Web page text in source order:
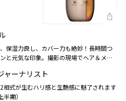
保湿力良し、カバー力も絶妙！長時間つ
と元気な印象。撮影の現場でヘア＆メイ
ャーナリスト
式が生むハリ感と生艶感に魅了されます
半期）